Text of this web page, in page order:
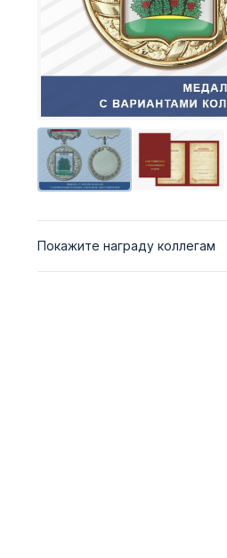
Покажите награду коллегам